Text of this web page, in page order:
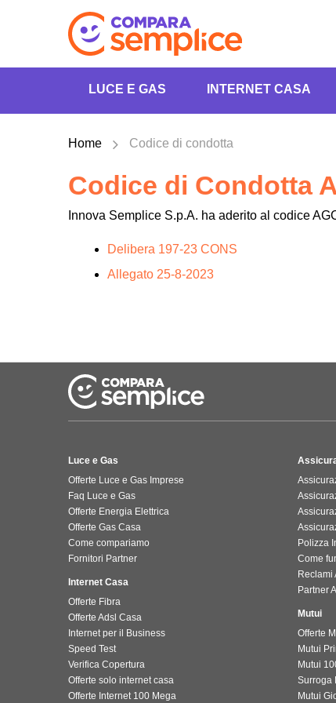
LUCE E GAS INTERNET CASA
Home Codice di condotta
Codice di Condotta
Innova Semplice S.p.A. ha aderito al codice
Delibera 197-23 CONS
Allegato 25-8-2023
Luce e Gas
Offerte Luce e Gas Imprese
Faq Luce e Gas
Offerte Energia Elettrica
Offerte Gas Casa
Come compariamo
Fornitori Partner
Internet Casa
Offerte Fibra
Offerte Adsl Casa
Internet per il Business
Speed Test
Verifica Copertura
Offerte solo internet casa
Offerte Internet 100 Mega
Polizza
Come
Reclami
Partner
Mutui
Offerte
Mutui
Mutui
Surroga
Mutui